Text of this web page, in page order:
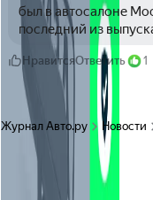
был в автосалоне
последний из
НравитсяОтветить 1
Журнал Авто.ру Новости